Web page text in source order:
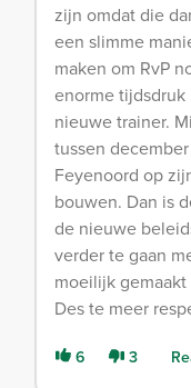
zijn omdat die
een slimme
maken om RvP
enorme
nieuwe trainer.
tussen
Feyenoord op
bouwen. Dan is
de nieuwe
verder te gaan
moeilijk
Des te meer
6 3